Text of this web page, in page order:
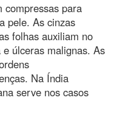
compressas para
pele. As cinzas
folhas auxiliam no
úlceras malignas. As
Na Índia
serve nos casos